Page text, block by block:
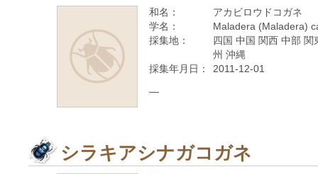
和名：
アカビロウドコガネ
学名：
Maladera (Maladera)
採集地：
四国 中国 関西 中部
州 沖縄
採集年月日：
2011-12-01
—
シラキアシナガコガネ